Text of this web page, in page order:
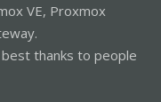
VE, Proxmox
thanks to people